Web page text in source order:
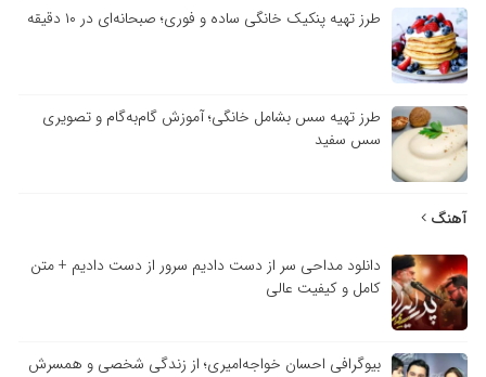
طرز تهیه پنکیک خانگی ساده و فوری؛ صبحانه‌ای در ۱۰ دقیقه
طرز تهیه سس بشامل خانگی؛ آموزش گام‌به‌گام و تصویری
سس سفید
آهنگ
دانلود مداحی سر از دست دادیم سرور از دست دادیم + متن
کامل و کیفیت عالی
بیوگرافی احسان خواجه‌امیری؛ از زندگی شخصی و همسرش